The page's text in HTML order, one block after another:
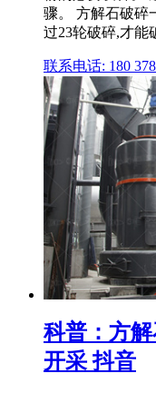
骤。 方解石破碎
过23轮破碎,才能
联系电话: 180
科普：方
开采 抖音